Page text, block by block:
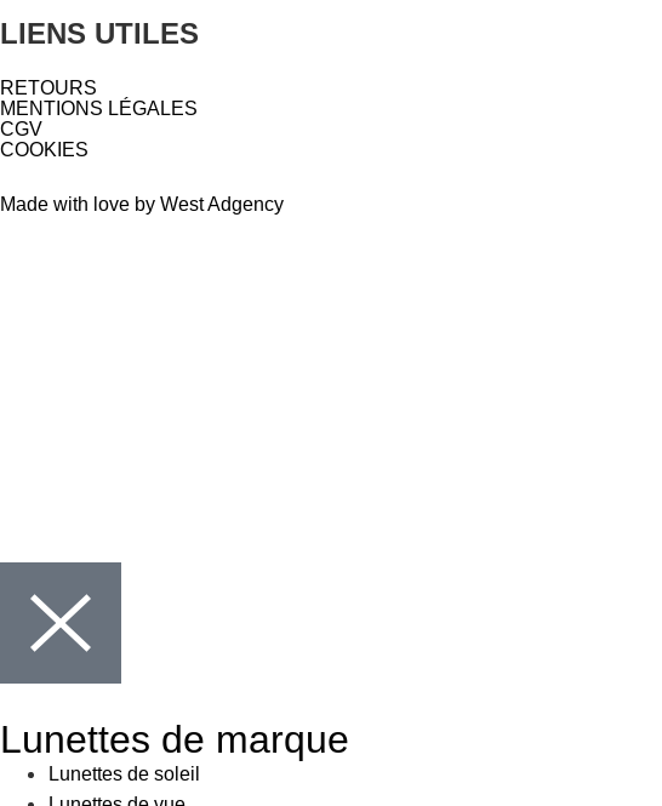
LIENS UTILES
RETOURS
MENTIONS LÉGALES
CGV
COOKIES
Made with love by West Adgency
Lunettes de marque
Lunettes de soleil